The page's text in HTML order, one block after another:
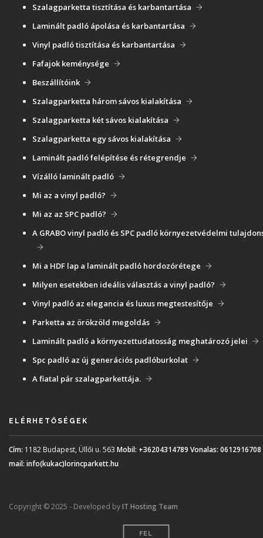
Szalagparketta tisztítása és karbantartása
Laminált padló ápolása és karbantartása
Vinyl padló tisztítása és karbantartása
Fafajok keménysége
Beszállítóink
Szalagparketta három sávos kialakítása
Szalagparketta két sávos kialakítása
Szalagparketta egy sávos kialakítása
Laminált padló felépítése és rétegrendje
Vízálló laminált padló
Mi az a vinyl padló?
Mi az az SPC padló?
A GRABO vinyl padló és SPC padló környezetvédelmi
Mi a HDF lap a laminált padló hordozórétege
Milyen esetekben ideális választás a vinyl padló?
Vinyl padló az elegancia és luxus megtestesítője
Parketta az örökzöld megoldás
Laminált padló a környezettudatosság meghatározó jelei
Spc padló az új generációs padlóburkolat
A fiatal pár szalagparkettája.
ELÉRHETŐSÉGEK
Cím: 1182 Budapest, Üllői u. 563 Mobil: +36204314789 Vonalas: 0612916708
mail: info(kukac)lorincparkett.hu
Copyright © 2025 - Developed byIT Hosting Team
FEL